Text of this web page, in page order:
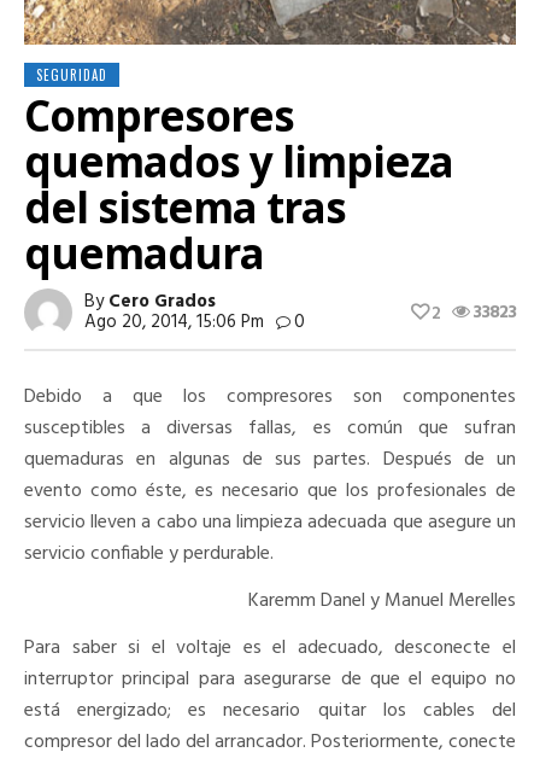
SEGURIDAD
Compresores
quemados y limpieza
del sistema tras
quemadura
ByCero Grados
Ago 20, 2014, 15:06 Pm 0 33823
2
Debido a que los compresores son componentes
susceptibles a diversas fallas, es común que sufran
quemaduras en algunas de sus partes. Después de un
evento como éste, es necesario que los profesionales de
servicio lleven a cabo una limpieza adecuada que asegure un
servicio confiable y perdurable.
Karemm Danel y Manuel Merelles
Para saber si el voltaje es el adecuado, desconecte el
interruptor principal para asegurarse de que el equipo no
está energizado; es necesario quitar los cables del
compresor del lado del arrancador. Posteriormente, conecte